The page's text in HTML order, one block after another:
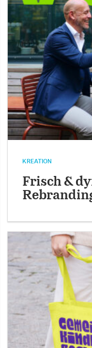
KREATION
Frisch &